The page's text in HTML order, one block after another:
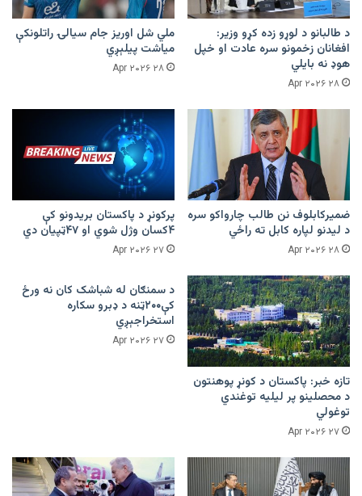
د طالبانو د لوړو زده کړو وزیر:
افغانان زخمونو سره عادت او خپل
هوډ نه بایلي
۲۸ Apr ۲۰۲۶
ملي شل اوریز جام سیالۍ راتلونکې
میاشت پیلېږي
۲۸ Apr ۲۰۲۶
ضمیرکابلوف نن طالب چارواکو سره
د لیدنو لپاره کابل ته راځي
۲۸ Apr ۲۰۲۶
پرکونړ د پاکستان بریدونو کې
۴کسان وژل شوي او ۴۷ټپیان دي
۲۷ Apr ۲۰۲۶
تازه خبر: پاکستان د کونړ پوهنتون
د محصلینو پر لیلیه توغندي
توغولي
۲۷ Apr ۲۰۲۶
د سمنګان له شباشک کان نه ورځ
کې۲۰۰ټنه د ډبرو سکاره
استخراجېږي
۲۷ Apr ۲۰۲۶